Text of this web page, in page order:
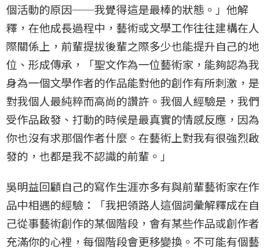
個活動的原因──我覺得這是最棒的狀態。」他解
釋，在他成長過程中，藝術或文學工作往往建構在人
際關係上，前輩提拔後輩之際多少也能提升自己的地
位、形成傳承，「聖文作為一位藝術家，能夠認為我
身為一個文學作者的作品能對他的創作有所刺激，是
對我個人最純粹而高尚的讚許。我個人經驗是，我們
受作品啟發、打動的時候是最真實的情感反應，因為
你也沒有求那個作者什麼。在藝術上對我有很強烈啟
發的，也都是我不認識的前輩。」
吳明益回顧自己的寫作生涯亦多有與前輩藝術家在作
品中相遇的經驗：「我把領路人這個詞彙解釋成在自
己從事藝術創作的某個階段，會有某些作品或創作者
充滿你的心裡，每個階段會更移變換。不可能有個藝